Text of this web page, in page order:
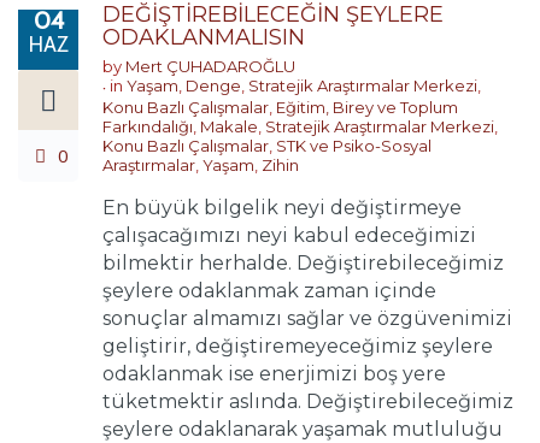
04
HAZ
0
DEĞİŞTİREBİLECEĞİN ŞEYLERE
ODAKLANMALISIN
by Mert ÇUHADAROĞLU
in Yaşam, Denge, Stratejik Araştırmalar Merkezi,
Konu Bazlı Çalışmalar, Eğitim, Birey ve Toplum
Farkındalığı, Makale, Stratejik Araştırmalar Merkezi,
Konu Bazlı Çalışmalar, STK ve Psiko-Sosyal
Araştırmalar,Yaşam, Zihin
En büyük bilgelik neyi değiştirmeye
çalışacağımızı neyi kabul edeceğimizi
bilmektir herhalde. Değiştirebileceğimiz
şeylere odaklanmak zaman içinde
sonuçlar almamızı sağlar ve özgüvenimizi
geliştirir, değiştiremeyeceğimiz şeylere
odaklanmak ise enerjimizi boş yere
tüketmektir aslında. Değiştirebileceğimiz
şeylere odaklanarak yaşamak mutluluğu